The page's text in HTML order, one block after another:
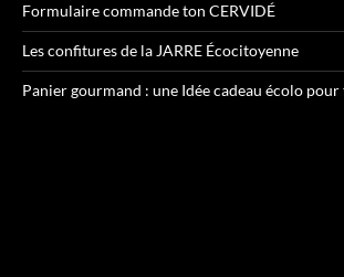
Formulaire commande ton CERVIDÉ
Les confitures de la JARRE Écocitoyenne
Panier gourmand : une Idée cadeau écolo pour